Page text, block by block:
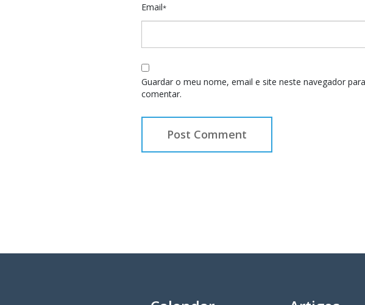
Email*
Guardar o meu nome, email e site neste navegador
comentar.